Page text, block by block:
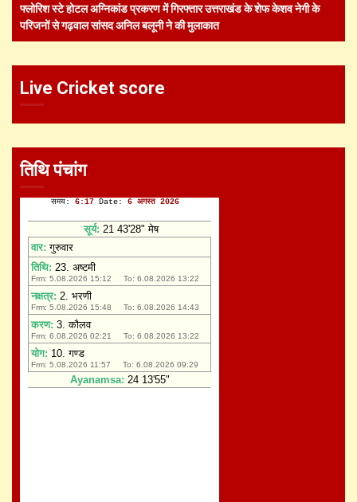
फ्लोरिश स्टे होटल अग्निकांड प्रकरण में गिरफ्तार उत्तराखंड के शेफ केशव नेगी के
परिजनों से गढ़वाल सांसद अनिल बलूनी ने की मुलाकात
Live Cricket score
तिथि पंचांग